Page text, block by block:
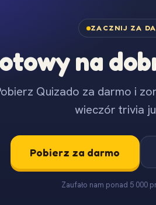
ZACZNIJ ZA
na
Quizado za darmo i
wieczór trivia
Pobierz za darmo
Zaufało nam ponad 5 000